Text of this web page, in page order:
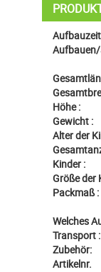
Höhe :
Gewicht :
Alter der
Kinder :
Größe der
Packmaß :
Welches
Transport :
Zubehör:
Artikelnr.